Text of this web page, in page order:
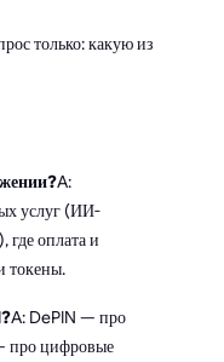
только: какую из
A:
услуг (ИИ-
где оплата и
токены.
A: DePIN — про
про цифровые